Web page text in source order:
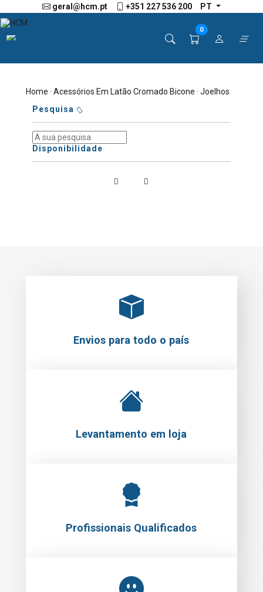
geral@hcm.pt +351 227 536 200 PT
0
Home ·Acessórios Em Latão Cromado Bicone · Joelhos
Pesquisa
Disponibilidade
Envios para todo o país
Levantamento em loja
Profissionais Qualificados